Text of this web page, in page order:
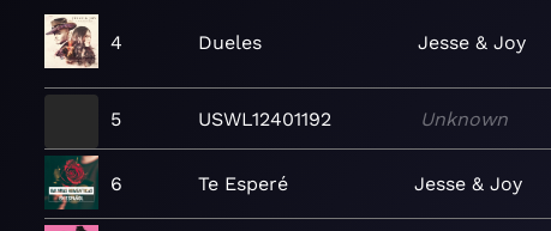
4 Dueles Jesse & Joy
5 USWL12401192 Unknown
6 Te Esperé Jesse & Joy